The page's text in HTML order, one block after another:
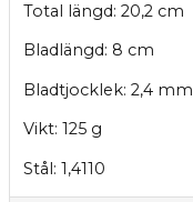
Total längd: 20,2 cm
Bladlängd: 8 cm
Bladtjocklek: 2,4 mm
Vikt: 125 g
Stål: 1,4110